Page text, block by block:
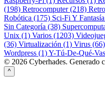
(198) Retrocomputer (218)
Robótica (175) Sci-Fi Y
Sin Categoría (38)
Unix (1) Varios (1203)
(36) Virtualización (1) Virus (66)
Wordpress (1)Y-Tú-De-Qué-
© 2026 Cyberhades. Generado
^